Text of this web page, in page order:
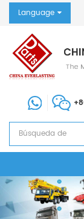
Language